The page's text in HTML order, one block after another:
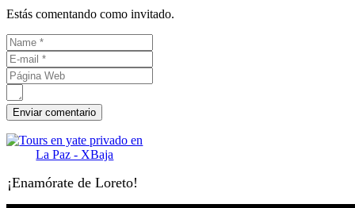
Estás comentando como invitado.
¡Enamórate de Loreto!